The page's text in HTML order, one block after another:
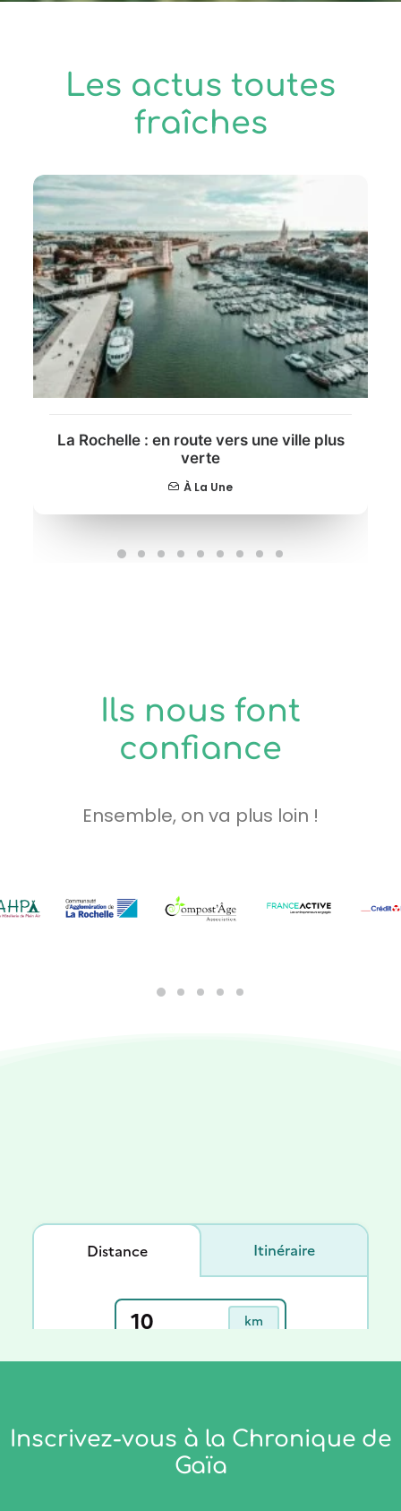
Les actus toutes
fraîches
La Rochelle : en route vers une ville plus
verte
À La Une
Ils nous font
confiance
Ensemble, on va plus loin !
Inscrivez-vous à la Chronique de
Gaïa